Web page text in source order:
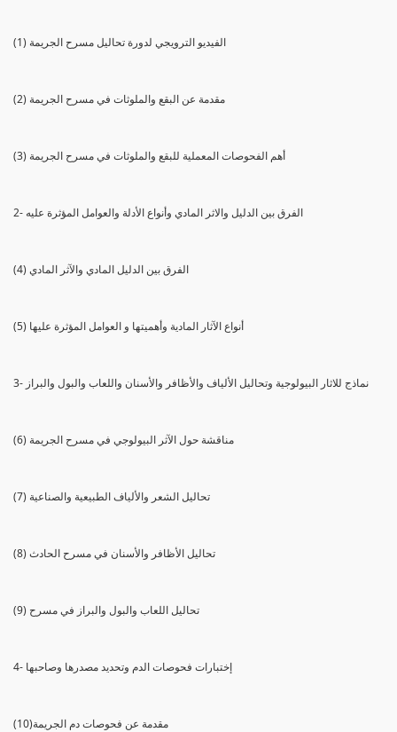
(1) الفيديو الترويجي لدورة تحاليل مسرح الجريمة
(2) مقدمة عن البقع والملوثات في مسرح الجريمة
(3) أهم الفحوصات المعملية للبقع والملوثات في مسرح الجريمة
2- الفرق بين الدليل والاثر المادي وأنواع الأدلة والعوامل المؤثرة عليه
(4) الفرق بين الدليل المادي والآثر المادي
(5) أنواع الآثار المادية وأهميتها و العوامل المؤثرة عليها
3- نماذج للاثار البيولوجية وتحاليل الألياف والأظافر والأسنان واللعاب والبول والبراز
(6) مناقشة حول الآثر البيولوجي في مسرح الجريمة
(7) تحاليل الشعر والألياف الطبيعية والصناعية
(8) تحاليل الأظافر والأسنان في مسرح الحادث
(9) تحاليل اللعاب والبول والبراز في مسرح
4- إختبارات فحوصات الدم وتحديد مصدرها وصاحبها
(10)مقدمة عن فحوصات دم الجريمة